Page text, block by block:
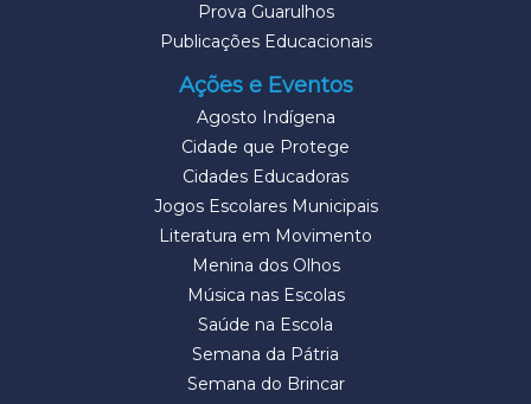
Prova Guarulhos
Publicações Educacionais
Ações e Eventos
Agosto Indígena
Cidade que Protege
Cidades Educadoras
Jogos Escolares Municipais
Literatura em Movimento
Menina dos Olhos
Música nas Escolas
Saúde na Escola
Semana da Pátria
Semana do Brincar